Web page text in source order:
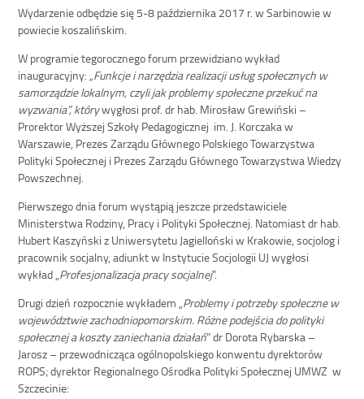
Wydarzenie odbędzie się 5-8 października 2017 r. w Sarbinowie w
powiecie koszalińskim.
W programie tegorocznego forum przewidziano wykład
inauguracyjny: „Funkcje i narzędzia realizacji usług społecznych w
samorządzie lokalnym, czyli jak problemy społeczne przekuć na
wyzwania”, którywygłosi prof. dr hab. Mirosław Grewiński –
Prorektor Wyższej Szkoły Pedagogicznej im. J. Korczaka w
Warszawie, Prezes Zarządu Głównego Polskiego Towarzystwa
Polityki Społecznej i Prezes Zarządu Głównego Towarzystwa Wiedzy
Powszechnej.
Pierwszego dnia forum wystąpią jeszcze przedstawiciele
Ministerstwa Rodziny, Pracy i Polityki Społecznej. Natomiast dr hab.
Hubert Kaszyński z Uniwersytetu Jagielloński w Krakowie, socjolog i
pracownik socjalny, adiunkt w Instytucie Socjologii UJ wygłosi
wykład „ Profesjonalizacja pracy socjalnej”.
Drugi dzień rozpocznie wykładem „ Problemy i potrzeby społeczne w
województwie zachodniopomorskim. Różne podejścia do polityki
społecznej a koszty zaniechania działań” dr Dorota Rybarska –
Jarosz – przewodnicząca ogólnopolskiego konwentu dyrektorów
ROPS; dyrektor Regionalnego Ośrodka Polityki Społecznej UMWZ w
Szczecinie: